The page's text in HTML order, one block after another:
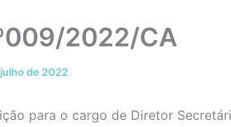
2022/CA
de 2022
para o cargo de Diretor